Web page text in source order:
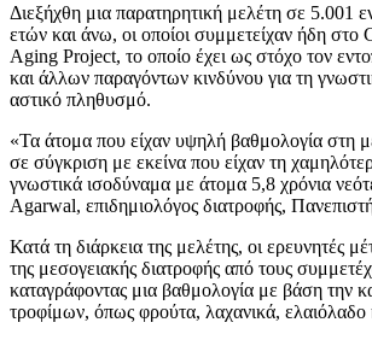
Διεξήχθη μια παρατηρητική μελέτη σε 5.001
ετών και άνω, οι οποίοι συμμετείχαν ήδη
Aging Project, το οποίο έχει ως στόχο τον
και άλλων παραγόντων κινδύνου για τη
αστικό πληθυσμό.
Τα άτομα που είχαν υψηλή βαθμολογία στη
σε σύγκριση με εκείνα που είχαν τη
γνωστικά ισοδύναμα με άτομα 5,8 χρόνια
Agarwal, επιδημιολόγος διατροφής,
Κατά τη διάρκεια της μελέτης, οι ερευνητές
της μεσογειακής διατροφής από τους
καταγράφοντας μια βαθμολογία με βάση την
τροφίμων, όπως φρούτα, λαχανικά, ελαιόλαδο